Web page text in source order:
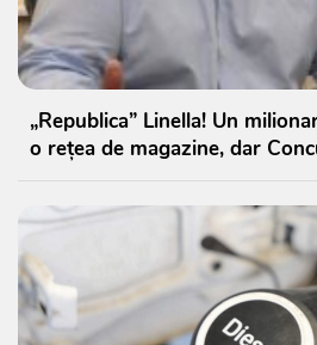
„Republica” Linella! Un
o rețea de magazine, dar